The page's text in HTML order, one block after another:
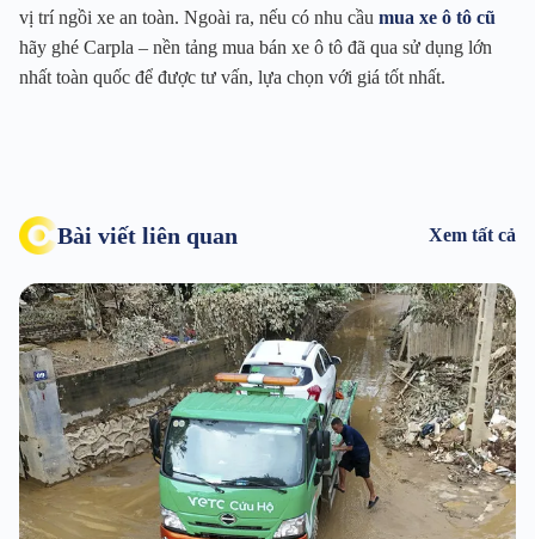
vị trí ngồi xe an toàn. Ngoài ra, nếu có nhu cầu mua xe ô tô cũ
hãy ghé Carpla – nền tảng mua bán xe ô tô đã qua sử dụng lớn
nhất toàn quốc để được tư vấn, lựa chọn với giá tốt nhất.
Bài viết liên quan Xem tất cả